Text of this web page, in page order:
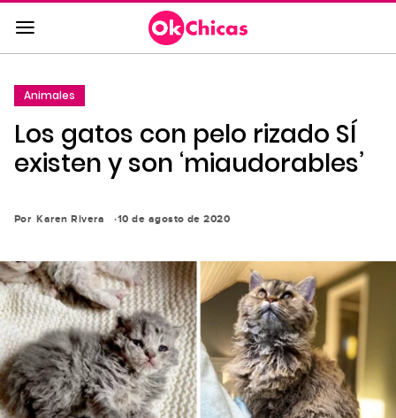
Saltar
al
contenido
la
navegación
Animales
Los gatos con pelo rizado SÍ
existen y son ‘miaudorables’
Por Karen Rivera 10 de agosto de 2020